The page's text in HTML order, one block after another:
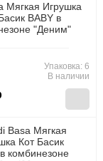
Мягкая Игрушка
BABY в
"Деним"
Упаковка: 6
В наличии